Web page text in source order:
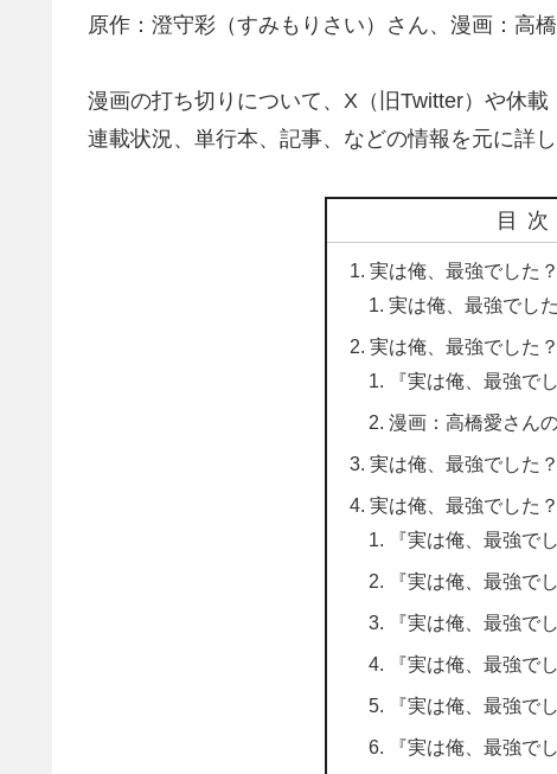
原作：澄守彩（すみもりさい）さん、漫画：高
漫画の打ち切りについて、X（旧Twitter）や休載
連載状況、単行本、記事、などの情報を元に詳
目次
実は俺、最強でした
実は俺、最強でし
実は俺、最強でした
『実は俺、最強で
漫画：高橋愛さん
実は俺、最強でした
実は俺、最強でした
『実は俺、最強で
『実は俺、最強で
『実は俺、最強で
『実は俺、最強で
『実は俺、最強で
『実は俺、最強で